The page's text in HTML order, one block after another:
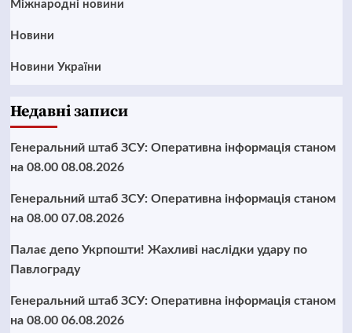
Міжнародні новини
Новини
Новини України
Недавні записи
Генеральний штаб ЗСУ: Оперативна інформація станом
на 08.00 08.08.2026
Генеральний штаб ЗСУ: Оперативна інформація станом
на 08.00 07.08.2026
Палає депо Укрпошти! Жахливі наслідки удару по
Павлограду
Генеральний штаб ЗСУ: Оперативна інформація станом
на 08.00 06.08.2026